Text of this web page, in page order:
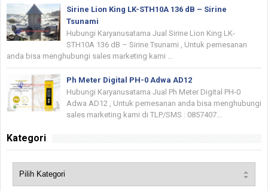
Sirine Lion King LK-STH10A 136 dB – Sirine
Tsunami
Hubungi Karyanusatama Jual Sirine Lion King LK-
STH10A 136 dB – Sirine Tsunami , Untuk pemesanan
anda bisa menghubungi sales marketing kami ...
Ph Meter Digital PH-0 Adwa AD12
Hubungi Karyanusatama Jual Ph Meter Digital PH-0
Adwa AD12 , Untuk pemesanan anda bisa menghubungi
sales marketing kami di TLP/SMS : 0857407...
Kategori